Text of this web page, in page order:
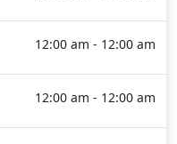
12:00 am - 12:00 am
12:00 am - 12:00 am